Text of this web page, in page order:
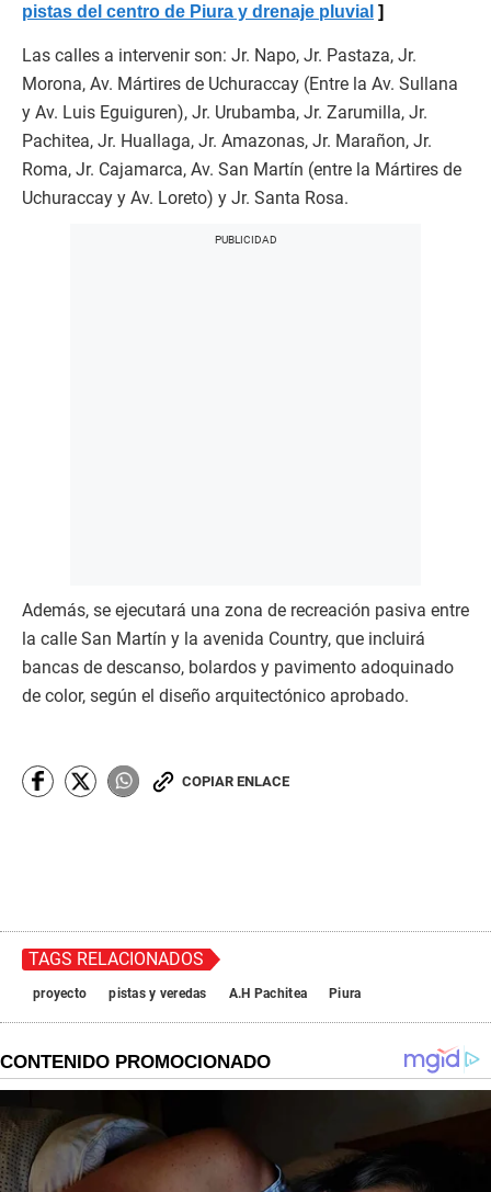
pistas del centro de Piura y drenaje pluvial
Las calles a intervenir son: Jr. Napo, Jr. Pastaza, Jr.
Morona, Av. Mártires de Uchuraccay (Entre la Av. Sullana
y Av. Luis Eguiguren), Jr. Urubamba, Jr. Zarumilla, Jr.
Pachitea, Jr. Huallaga, Jr. Amazonas, Jr. Marañon, Jr.
Roma, Jr. Cajamarca, Av. San Martín (entre la Mártires de
Uchuraccay y Av. Loreto) y Jr. Santa Rosa.
Además, se ejecutará una zona de recreación pasiva entre
la calle San Martín y la avenida Country, que incluirá
bancas de descanso, bolardos y pavimento adoquinado
de color, según el diseño arquitectónico aprobado.
COPIAR ENLACE
TAGS RELACIONADOS
proyecto pistas y veredas A.H Pachitea Piura